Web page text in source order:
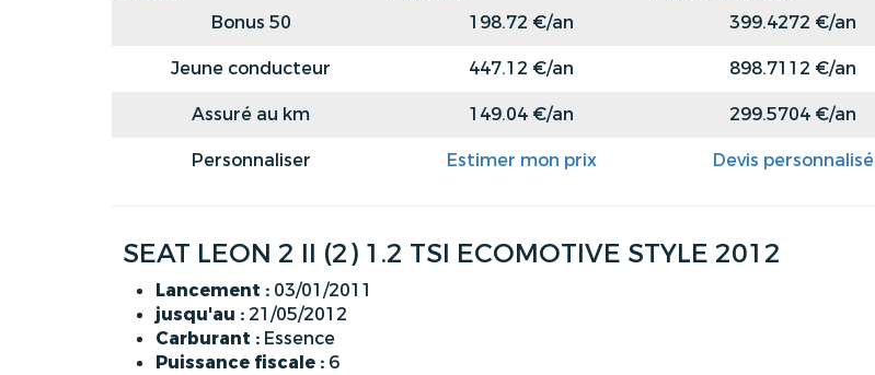
Bonus 50
198.72 €/an
399.4272 €/an
Jeune conducteur
447.12 €/an
898.7112 €/an
Assuré au km
149.04 €/an
299.5704 €/an
Personnaliser
Estimer mon prix Devis personnalisé
SEAT LEON 2 II (2) 1.2 TSI ECOMOTIVE STYLE 2012
Lancement : 03/01/2011
jusqu'au : 21/05/2012
Carburant : Essence
Puissance fiscale : 6